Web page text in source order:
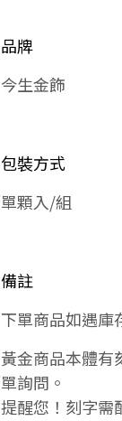
品牌
今生金飾
包裝方式
單顆入/組
備註
下單商品如遇庫
黃金商品本體有
單詢問。
提醒您！刻字需